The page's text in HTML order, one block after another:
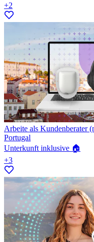
+2
Arbeite als Kundenberater
Portugal
Unterkunft inklusive 🏠
+3